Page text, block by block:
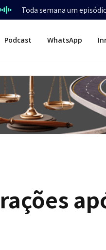
Toda semana um
Podcast WhatsApp